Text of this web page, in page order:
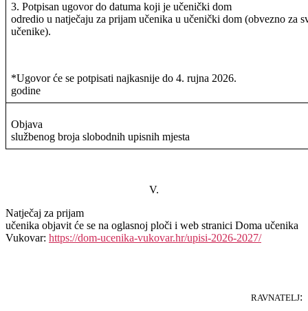
3. Potpisan ugovor do datuma koji je učenički dom
odredio u natječaju za prijam učenika u učenički dom (obvezno za
učenike).
*Ugovor će se potpisati najkasnije do 4. rujna 2026.
godine
Objava
službenog broja slobodnih upisnih mjesta
V.
Natječaj za prijam
učenika objavit će se na oglasnoj ploči i web stranici Doma učenika
Vukovar: https://dom-ucenika-vukovar.hr/upisi-2026-2027/
RAVNATELJ: